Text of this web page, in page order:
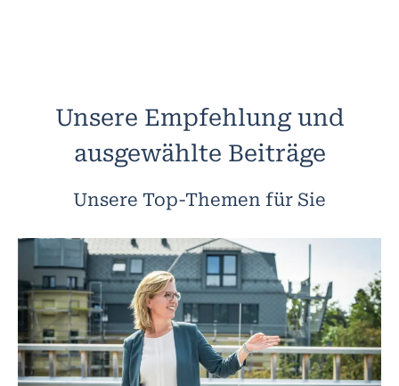
Unsere Empfehlung und
ausgewählte Beiträge
Unsere Top-Themen für Sie